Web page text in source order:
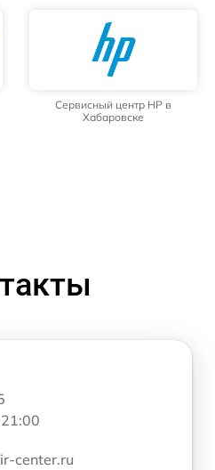
Сервисный центр HP в
Хабаровске
center.ru